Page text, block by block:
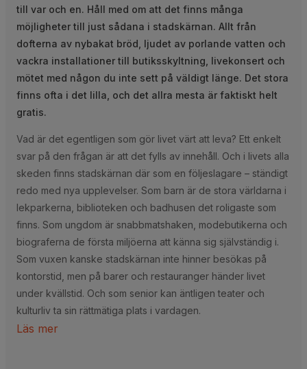
till var och en. Håll med om att det finns många
möjligheter till just sådana i stadskärnan. Allt från
dofterna av nybakat bröd, ljudet av porlande vatten och
vackra installationer till butiksskyltning, livekonsert och
mötet med någon du inte sett på väldigt länge. Det stora
finns ofta i det lilla, och det allra mesta är faktiskt helt
gratis.
Vad är det egentligen som gör livet värt att leva? Ett enkelt
svar på den frågan är att det fylls av innehåll. Och i livets alla
skeden finns stadskärnan där som en följeslagare – ständigt
redo med nya upplevelser. Som barn är de stora världarna i
lekparkerna, biblioteken och badhusen det roligaste som
finns. Som ungdom är snabbmatshaken, modebutikerna och
biograferna de första miljöerna att känna sig självständig i.
Som vuxen kanske stadskärnan inte hinner besökas på
kontorstid, men på barer och restauranger händer livet
under kvällstid. Och som senior kan äntligen teater och
kulturliv ta sin rättmätiga plats i vardagen.
Läs mer